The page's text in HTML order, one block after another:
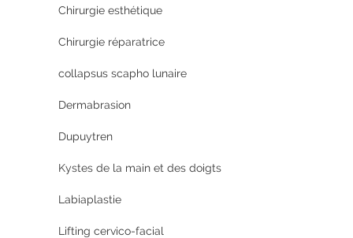
Chirurgie esthétique
Chirurgie réparatrice
collapsus scapho lunaire
Dermabrasion
Dupuytren
Kystes de la main et des doigts
Labiaplastie
Lifting cervico-facial